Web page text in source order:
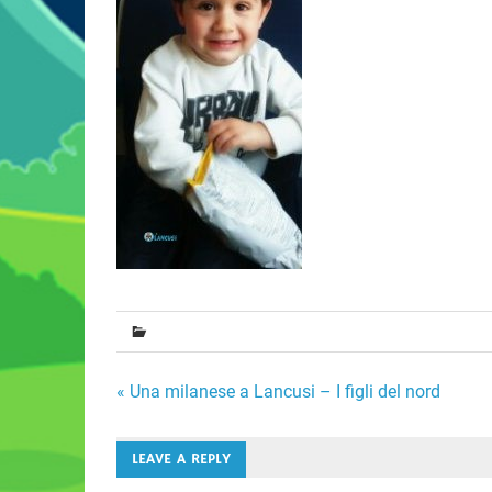
Navigazione
articoli
« Una milanese a Lancusi – I figli del nord
LEAVE A REPLY